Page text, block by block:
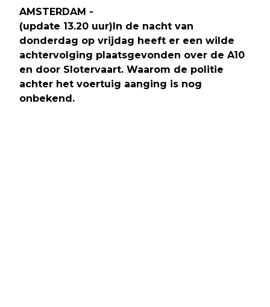
AMSTERDAM -
(update 13.20 uur)In de nacht van
donderdag op vrijdag heeft er een wilde
achtervolging plaatsgevonden over de A10
en door Slotervaart. Waarom de politie
achter het voertuig aanging is nog
onbekend.